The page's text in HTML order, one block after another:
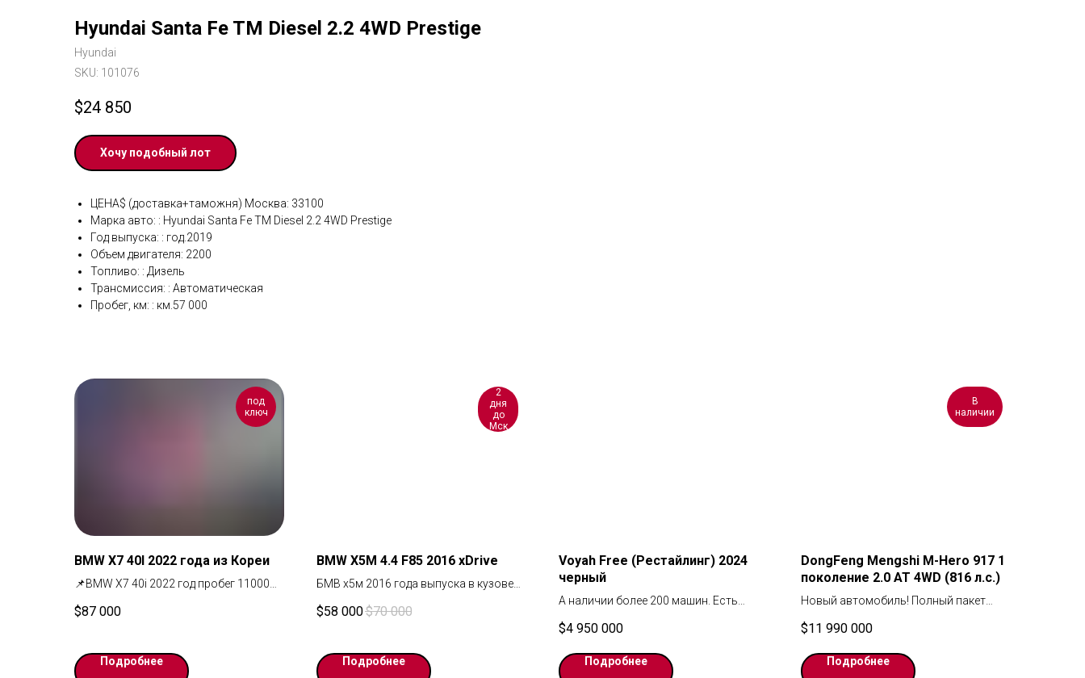
Hyundai Santa Fe TM Diesel 2.2 4WD Prestige
Hyundai
SKU: 101076
$24 850
Хочу подобный лот
ЦЕНА$ (доставка+таможня) Москва: 33100
Марка авто: : Hyundai Santa Fe TM Diesel 2.2 4WD Prestige
Год выпуска: : год.2019
Объем двигателя: 2200
Топливо: : Дизель
Трансмиссия: : Автоматическая
Пробег, км: : км.57 000
под
ключ
BMW X7 40I 2022 года из Кореи
📌BMW X7 40i 2022 год пробег 11000
Москвы
доставки под ключ из Кореи
$87 000
Подробнее
2
дня
до
Мск
BMW X5M 4.4 F85 2016 xDrive
БМВ х5м 2016 года выпуска в кузове
складе в Ереване. Доставка 1-2 дня до
запросу возможен видеопоказ.
Цена указана в USD
$58 000$70 000
Подробнее
Voyah Free (Рестайлинг) 2024
черный
А наличии более 200 машин. Есть
Оставляйте заявку, мы вас
проконсультируем. Есть
возможность оформить в кредит или
$4 950 000
Подробнее
В
наличии
DongFeng Mengshi M-Hero 917 1
поколение 2.0 AT 4WD (816 л.с.)
Hoвый aвтoмобиль! Полный пакет
из Наличия!
Dongfeng Меngshi М-Неro 917, 2023г.
$11 990 000
Подробнее